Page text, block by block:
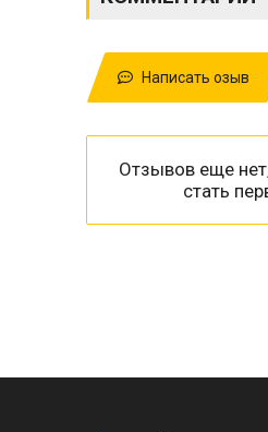
Написать озыв
Отзывов еще
стать